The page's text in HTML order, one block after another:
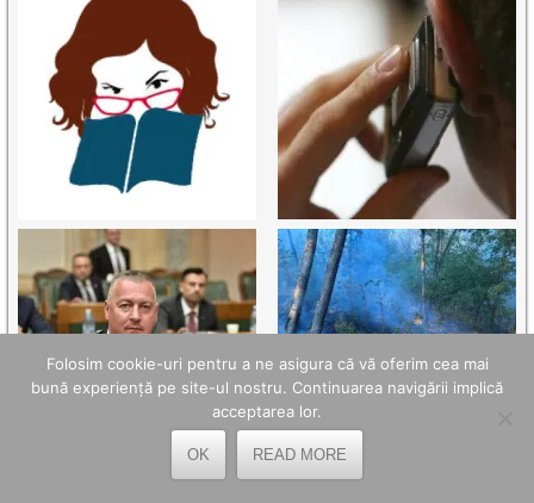
Folosim cookie-uri pentru a ne asigura că vă oferim cea mai
bună experiență pe site-ul nostru. Continuarea navigării implică
acceptarea lor.
OK READ MORE